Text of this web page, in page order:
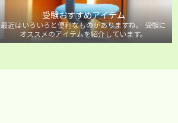
受験おすすめアイテム
最近はいろいろと便利なものがありますね。 受験に
オススメのアイテムを紹介しています。